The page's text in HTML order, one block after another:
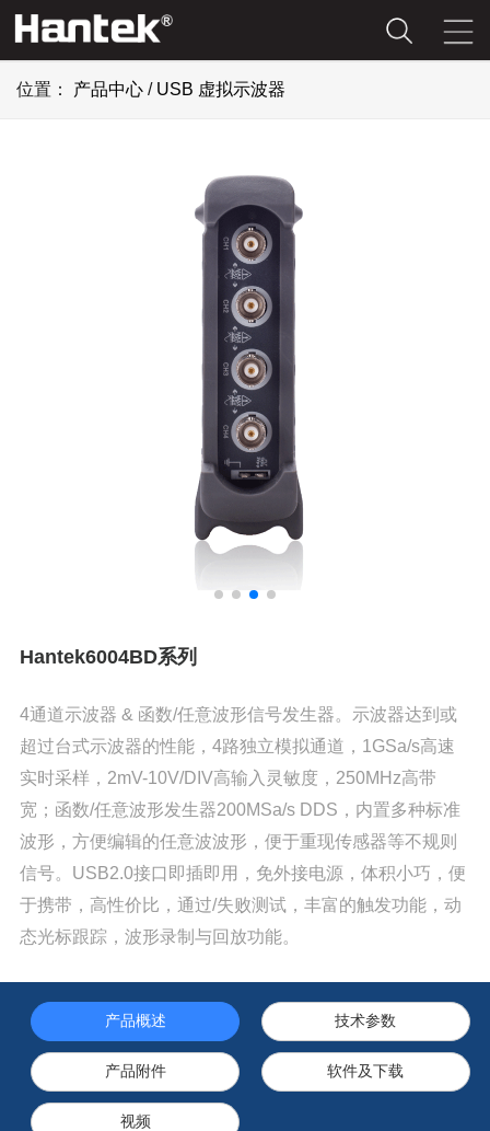
位置： 产品中心 / USB 虚拟示波器
Hantek6004BD系列
4通道示波器 & 函数/任意波形信号发生器。示波器达到或
超过台式示波器的性能，4路独立模拟通道，1GSa/s高速
实时采样，2mV-10V/DIV高输入灵敏度，250MHz高带
宽；函数/任意波形发生器200MSa/s DDS，内置多种标准
波形，方便编辑的任意波波形，便于重现传感器等不规则
信号。USB2.0接口即插即用，免外接电源，体积小巧，便
于携带，高性价比，通过/失败测试，丰富的触发功能，动
态光标跟踪，波形录制与回放功能。
产品概述 技术参数
产品附件 软件及下载
视频